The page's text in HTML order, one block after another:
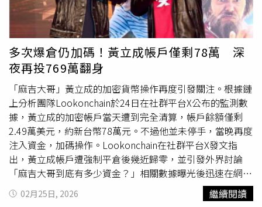
火」、「強了我竟然第一次看不懂中文」，以及「『咔逃
mo』我竟然一看就懂」、「Uncle要補保證金了」。除了
加密貨幣投資之外，黃立成近年也投入影視產業。他成立電
影公司並投資多部台灣電影，日前也在Threads公開自己歷
年來的國片投資成績。他透露至今共投資14部台灣電影，其
中9部出現虧損。儘管投資結果並非全數獲利，但黃立成對
於支持台灣電影仍持正面態度。他在貼文中表示「我支持國
片！嘎U！」，相關言論也吸引不少粉絲留言支持。
多次爆倉仍加碼！黃立成帳戶僅剩78萬 深
夜再投769萬翻身
「麻吉大哥」黃立成的加密貨幣操作再度引發關注。根據鏈
上分析團隊Lookonchain於24日在社群平台X公布的監測數
據，黃立成的加密帳戶當天遭到完全清算，帳戶餘額僅剩
2.49萬美元，約新台幣78萬元。不過他並未停手，當晚再度
注入資金，加碼操作。Lookonchain在社群平台X發文指
出，黃立成帳戶遭強制平倉後幾近歸零，並引發外界討論
「麻吉大哥到底有多少資金？」相關數據曝光後迅速在網路
擴散。儘管帳戶遭清空，黃立成並未停止操作。監測資料顯
示，他於同日晚間再度向去中心化衍生品交易平台
02月25日, 2026 繼續閱讀